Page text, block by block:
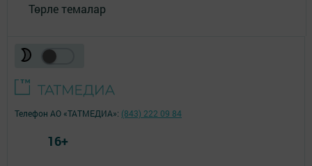
Төрле темалар
Телефон АО «ТАТМЕДИА»: (843) 222 09 84
16+